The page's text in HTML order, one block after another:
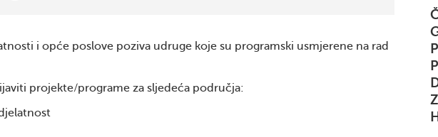
i opće poslove poziva udruge koje su programski usmjerene na rad
projekte/programe za sljedeća područja: